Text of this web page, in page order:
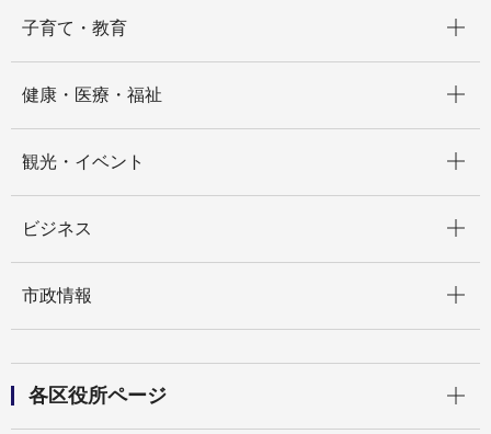
子育て・教育
健康・医療・福祉
観光・イベント
ビジネス
市政情報
各区役所ページ